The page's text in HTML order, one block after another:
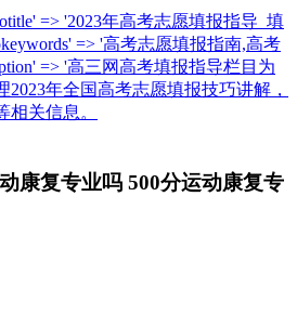
=> '2023年高考志愿填报指导_填
=> '高考志愿填报指南,高考
=> '高三网高考填报指导栏目为
2023年全国高考志愿填报技巧讲解，
关信息。
康复专业吗 500分运动康复专